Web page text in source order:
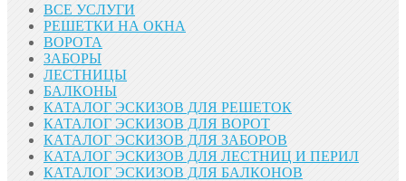
ВСЕ УСЛУГИ
РЕШЕТКИ НА ОКНА
ВОРОТА
ЗАБОРЫ
ЛЕСТНИЦЫ
БАЛКОНЫ
КАТАЛОГ ЭСКИЗОВ ДЛЯ РЕШЕТОК
КАТАЛОГ ЭСКИЗОВ ДЛЯ ВОРОТ
КАТАЛОГ ЭСКИЗОВ ДЛЯ ЗАБОРОВ
КАТАЛОГ ЭСКИЗОВ ДЛЯ ЛЕСТНИЦ И ПЕРИЛ
КАТАЛОГ ЭСКИЗОВ ДЛЯ БАЛКОНОВ